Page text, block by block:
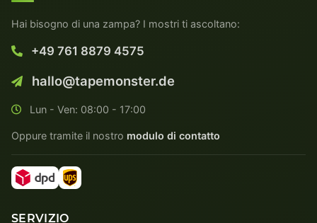
Hai bisogno di una zampa? I mostri ti ascoltano:
+49 761 8879 4575
hallo@tapemonster.de
Lun - Ven: 08:00 - 17:00
Oppure tramite il nostro modulo di contatto
SERVIZIO